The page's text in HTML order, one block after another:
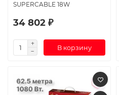
SUPERCABLE 18W
34 802 ₽
В корзину